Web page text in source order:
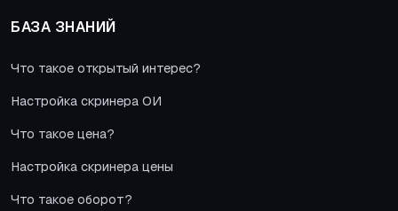
БАЗА ЗНАНИЙ
Что такое открытый интерес?
Настройка скринера ОИ
Что такое цена?
Настройка скринера цены
Что такое оборот?